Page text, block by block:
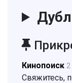
Кинопоиск 2
Свяжитесь,